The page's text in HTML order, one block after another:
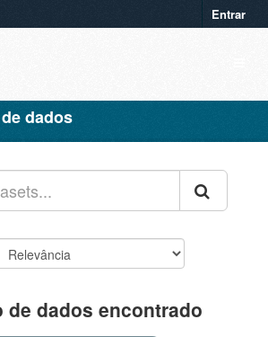
Entrar
dados
de dados encontrado